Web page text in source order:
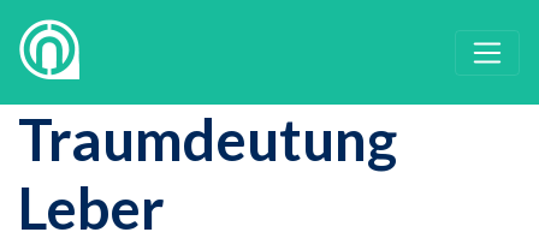
Traumdeutung
Leber